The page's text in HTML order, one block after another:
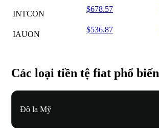
INTCON
$678.57
IAUON
$536.87
Các loại tiền tệ fiat phổ biến
Đô la Mỹ